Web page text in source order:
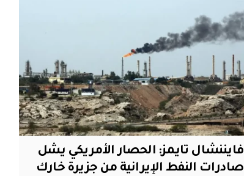
فايننشال تايمز: الحصار الأمريكي يشل
صادرات النفط الإيرانية من جزيرة خارك